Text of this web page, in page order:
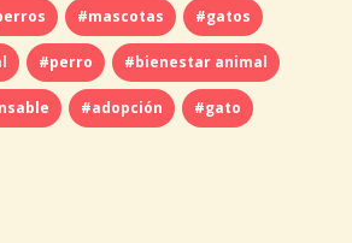
#mascotas #gatos
#perro #bienestar animal
#adopción #gato